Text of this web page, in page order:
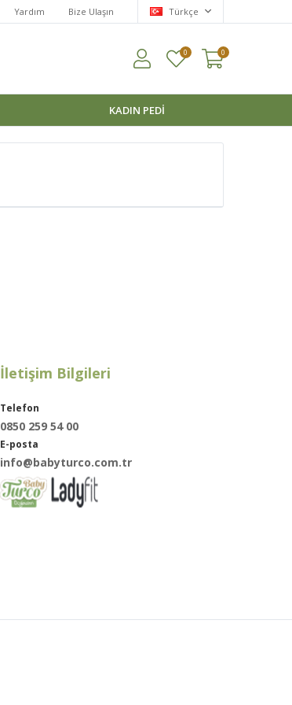
Yardım Bize Ulaşın Türkçe
0 0
KADIN PEDI
İletişim Bilgileri
Telefon
0850 259 54 00
E-posta
info@babyturco.com.tr